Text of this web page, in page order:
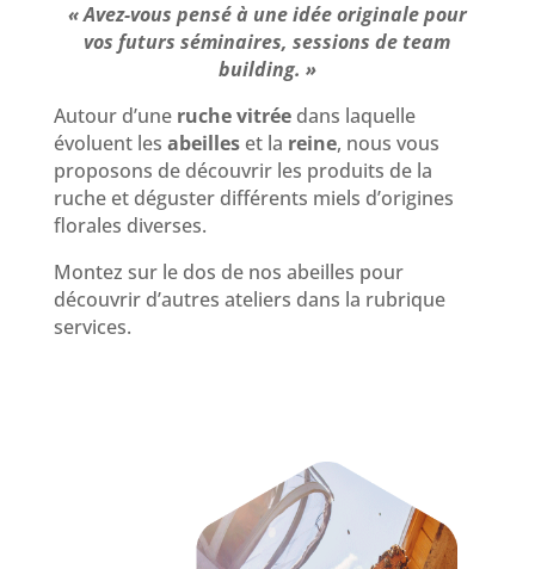
« Avez-vous pensé à une idée originale pour
vos futurs séminaires, sessions de team
building. »
Autour d’une ruche vitréedans laquelle
évoluent les abeilleset la reine, nous vous
proposons de découvrir les produits de la
ruche et déguster différents miels d’origines
florales diverses.
Montez sur le dos de nos abeilles pour
découvrir d’autres ateliers dans la rubrique
services.